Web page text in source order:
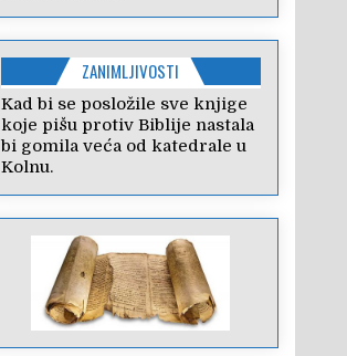
ZANIMLJIVOSTI
Kad bi se posložile sve knjige
koje pišu protiv Biblije nastala
bi gomila veća od katedrale u
Kolnu.